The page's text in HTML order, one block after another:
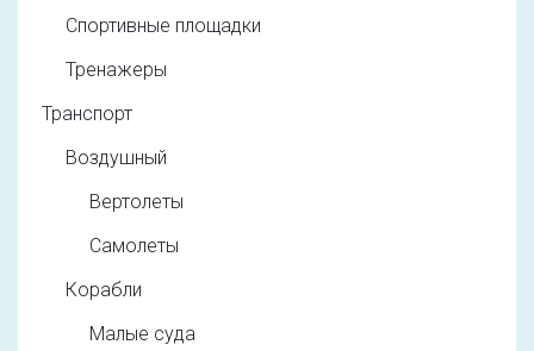
Спортивные площадки
Тренажеры
Транспорт
Воздушный
Вертолеты
Самолеты
Корабли
Малые суда